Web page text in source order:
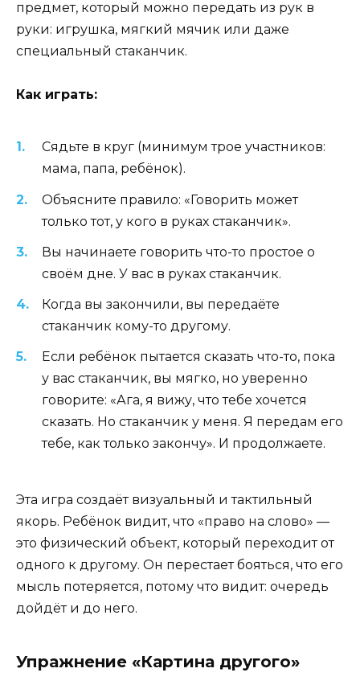
предмет, который можно передать из рук в
руки: игрушка, мягкий мячик или даже
специальный стаканчик.
Как играть:
Сядьте в круг (минимум трое участников:
мама, папа, ребёнок).
Объясните правило: «Говорить может
только тот, у кого в руках стаканчик».
Вы начинаете говорить что-то простое о
своём дне. У вас в руках стаканчик.
Когда вы закончили, вы передаёте
стаканчик кому-то другому.
Если ребёнок пытается сказать что-то, пока
у вас стаканчик, вы мягко, но уверенно
говорите: «Ага, я вижу, что тебе хочется
сказать. Но стаканчик у меня. Я передам его
тебе, как только закончу». И продолжаете.
Эта игра создаёт визуальный и тактильный
якорь. Ребёнок видит, что «право на слово» —
это физический объект, который переходит от
одного к другому. Он перестает бояться, что его
мысль потеряется, потому что видит: очередь
дойдёт и до него.
Упражнение «Картина другого»